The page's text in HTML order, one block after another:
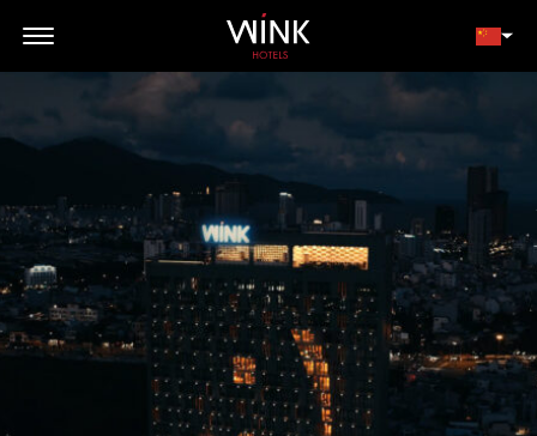
// toolbar-mobile position-fixed bottom-0 left-0 z-30 w-full
d-block d-lg-none
立即预订